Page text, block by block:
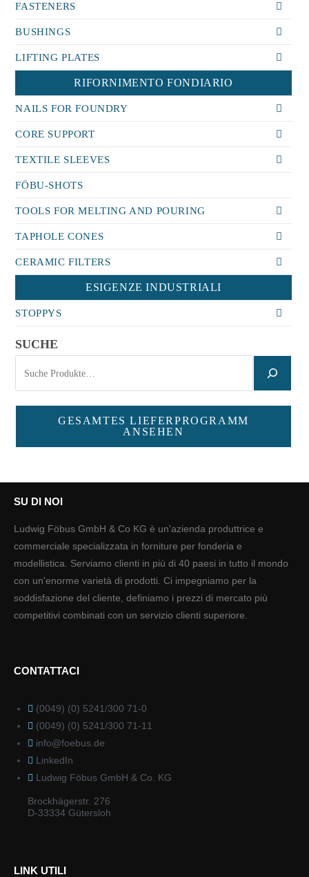
FASTENERS
BUSHINGS
LIFTING PLATES
RIFORNIMENTO FONDIARIO
NAILS FOR FOUNDRY
CORE SUPPORT
TEXTILE SLEEVES
FÖBU-SHOTS
TOOLS FOR MELTING AND POURING
TAPHOLE CONES
CERAMIC FILTERS
ESIGENZE INDUSTRIALI
STOPPYS
SUCHE
GESAMTES LIEFERPROGRAMM
ANSEHEN
SU DI NOI
Ludwig Föbus GmbH & Co KG è un'azienda produttrice e
commerciale specializzata in forniture per fonderia e
modellistica. Serviamo clienti in più di 40 paesi in tutto il mondo
con un'enorme varietà di prodotti. Ci impegniamo per la
soddisfazione del cliente, definiamo i prezzi di mercato più
competitivi combinati con un servizio clienti superiore.
CONTATTACI
(0049) (0) 5241/300 71-0
(0049) (0) 5241/300 71-11
info@foebus.de
LinkedIn
Ludwig Föbus GmbH & Co. KG
Brockhägerstr. 276
D-33334 Gütersloh
LINK UTILI